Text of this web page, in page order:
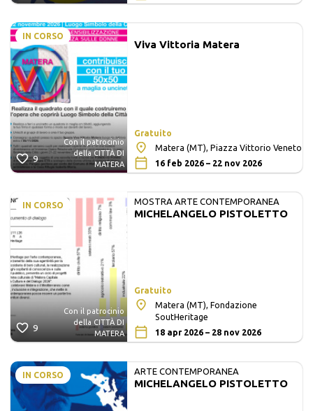
IN CORSO
9
Con il patrocinio
della CITTÀ DI
MATERA
Viva Vittoria Matera
Gratuito
Matera (MT), Piazza Vittorio Veneto
16 feb 2026 – 22 nov 2026
IN CORSO
9
Con il patrocinio
della CITTÀ DI
MATERA
MOSTRA ARTE CONTEMPORANEA
MICHELANGELO PISTOLETTO
Gratuito
Matera (MT), Fondazione
SoutHeritage
18 apr 2026 – 28 nov 2026
IN CORSO ARTE CONTEMPORANEA
MICHELANGELO PISTOLETTO